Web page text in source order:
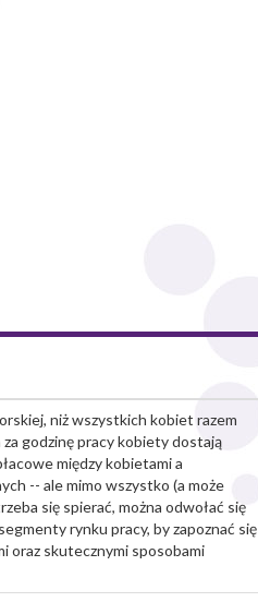
niż wszystkich kobiet razem
godzinę pracy kobiety dostają
między kobietami a
-- ale mimo wszystko (a może
się spierać, można odwołać się
rynku pracy, by zapoznać się
oraz skutecznymi sposobami